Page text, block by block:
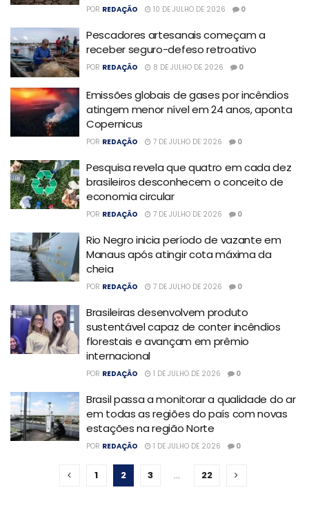
POR REDAÇÃO 10 DE JULHO DE 2026 0
Pescadores artesanais começam a
receber seguro-defeso retroativo
POR REDAÇÃO 8 DE JULHO DE 2026 0
Emissões globais de gases por incêndios
atingem menor nível em 24 anos, aponta
Copernicus
POR REDAÇÃO 7 DE JULHO DE 2026 0
Pesquisa revela que quatro em cada dez
brasileiros desconhecem o conceito de
economia circular
POR REDAÇÃO 7 DE JULHO DE 2026 0
Rio Negro inicia período de vazante em
Manaus após atingir cota máxima da
cheia
POR REDAÇÃO 7 DE JULHO DE 2026 0
Brasileiras desenvolvem produto
sustentável capaz de conter incêndios
florestais e avançam em prêmio
internacional
POR REDAÇÃO 1 DE JULHO DE 2026 0
Brasil passa a monitorar a qualidade do ar
em todas as regiões do país com novas
estações na região Norte
POR REDAÇÃO 1 DE JULHO DE 2026 0
1 2 3 … 22